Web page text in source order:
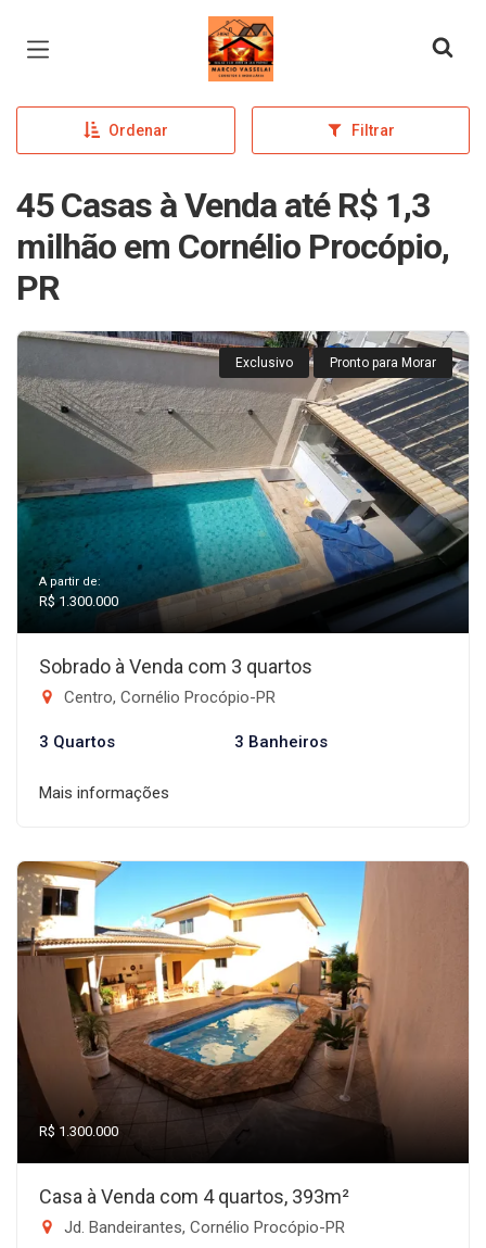
Página inicial
Ordenar Filtrar
45 Casas à Venda até R$ 1,3
milhão em Cornélio Procópio,
PR
Exclusivo Pronto para Morar
A partir de:
R$ 1.300.000
Sobrado à Venda com 3 quartos
Centro, Cornélio Procópio-PR
3 Quartos 3 Banheiros
Mais informações
R$ 1.300.000
Casa à Venda com 4 quartos, 393m²
Jd. Bandeirantes, Cornélio Procópio-PR